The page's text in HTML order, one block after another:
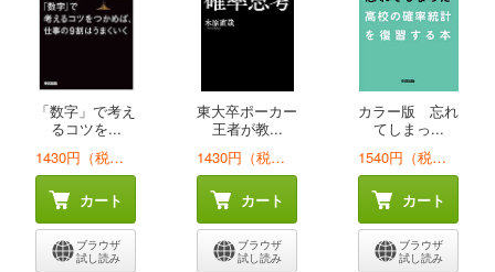
「数字」で考え
るコツを...
1430円（税込）
カート
ブラウザ
試し読み
東大卒ポーカー
王者が教...
1430円（税込）
カート
ブラウザ
試し読み
カラー版 忘れ
てしまっ...
1540円（税込）
カート
ブラウザ
試し読み